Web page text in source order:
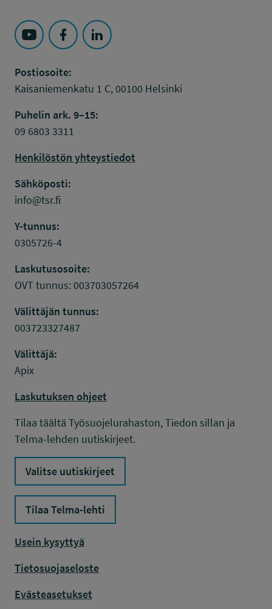
Seuraa Työsuojelurahasto kohteessa: YouTube
Seuraa Työsuojelurahasto kohteessa:
Seuraa Työsuojelurahasto kohteessa:
Postiosoite:
Kaisaniemenkatu 1 C, 00100 Helsinki
Puhelin ark. 9–15:
09 6803 3311
Henkilöstön yhteystiedot
Sähköposti:
info@tsr.fi
Y-tunnus:
0305726-4
Laskutusosoite:
OVT tunnus: 003703057264
Välittäjän tunnus:
003723327487
Välittäjä:
Apix
Laskutuksen ohjeet
Tilaa täältä Työsuojelurahaston, Tiedon sillan ja
Telma-lehden uutiskirjeet.
Valitse uutiskirjeet
Tilaa Telma-lehti
Usein kysyttyä
Tietosuojaseloste
Evästeasetukset